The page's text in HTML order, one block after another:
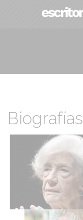
Biografías